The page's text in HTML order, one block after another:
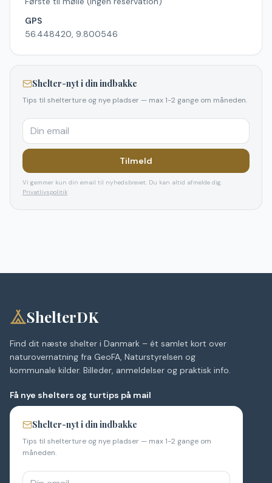
GPS
56.448420, 9.800546
Shelter-nyt i din indbakke
Tips til shelterture og nye pladser — max 1-2 gange om måneden.
Tilmeld
Vi gemmer kun din email til nyhedsbrevet. Du kan altid afmelde dig.
Privatlivspolitik
ShelterDK
Find dit næste shelter i Danmark – ét samlet kort over
naturovernatning fra GeoFA, Naturstyrelsen og
kommunale kilder. Billeder, anmeldelser og praktisk info.
Få nye shelters og turtips på mail
Shelter-nyt i din indbakke
Tips til shelterture og nye pladser — max 1-2 gange om
måneden.